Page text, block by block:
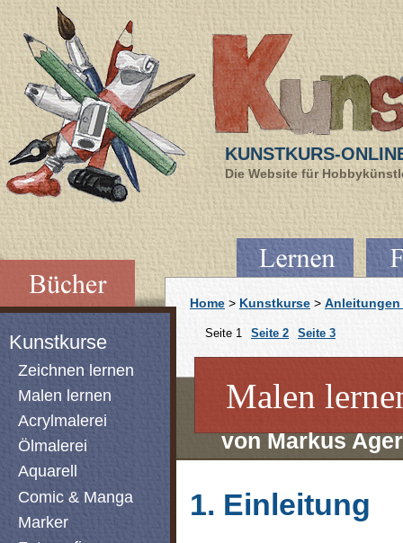
KUNSTKURS-
Die Website für
Kunstkurse
Zeichnen lernen
Malen lernen
Acrylmalerei
Ölmalerei
Aquarell
Comic & Manga
Marker
Home > Kunstkurse > Anleitungen
Seite 1 Seite 2 Seite 3
Malen
von Markus
1. Einleitung